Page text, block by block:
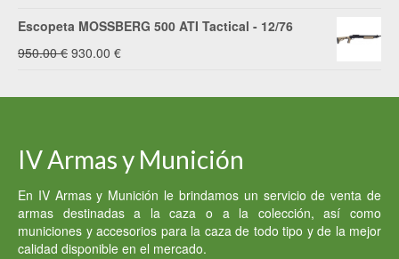
Escopeta MOSSBERG 500 ATI Tactical - 12/76
950.00€ El
950.00 €.
930.00 €El
930.00 €.
IV Armas y Munición
En IV Armas y Munición le brindamos un servicio de venta de
armas destinadas a la caza o a la colección, así como
municiones y accesorios para la caza de todo tipo y de la mejor
calidad disponible en el mercado.